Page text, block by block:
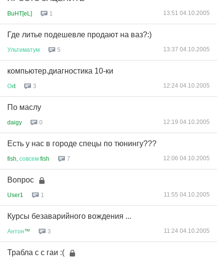
BuHT[eL] 1 13:51 04.10.2005
Где литье подешевле продают на ваз?:)
Ультиматум 5 13:37 04.10.2005
компьютер.диагностика 10-ки
Окt 3 12:24 04.10.2005
По маслу
daigy 0 12:19 04.10.2005
Есть у нас в городе спецы по тюнингу???
fish, совсем fish 7 12:06 04.10.2005
Вопрос
User1 1 11:55 04.10.2005
Курсы безаварийного вождения ...
Антон™ 3 11:24 04.10.2005
Трабла с с гаи :(